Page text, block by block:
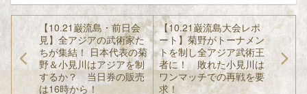
【10.21巌流島・前日会
見】全アジアの武術家た
ちが集結！ 日本代表の菊
野＆小見川はアジアを制
するか？ 当日券の販売
は16時から！
【10.21巌流島大会レポ
ート】菊野がトーナメン
トを制し全アジア武術王
者に！ 敗れた小見川は
ワンマッチでの再戦を要
求！